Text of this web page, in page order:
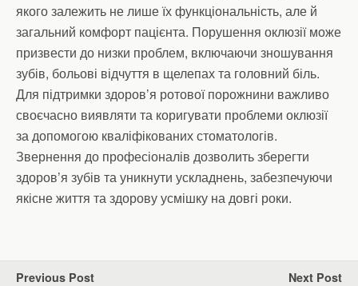
якого залежить не лише їх функціональність, але й
загальний комфорт пацієнта. Порушення оклюзії може
призвести до низки проблем, включаючи зношування
зубів, больові відчуття в щелепах та головний біль.
Для підтримки здоров’я ротової порожнини важливо
своєчасно виявляти та коригувати проблеми оклюзії
за допомогою кваліфікованих стоматологів.
Звернення до професіоналів дозволить зберегти
здоров’я зубів та уникнути ускладнень, забезпечуючи
якісне життя та здорову усмішку на довгі роки.
Previous Post Next Post